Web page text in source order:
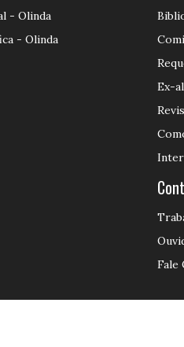
- Olinda
- Olinda
Ex-
Fale